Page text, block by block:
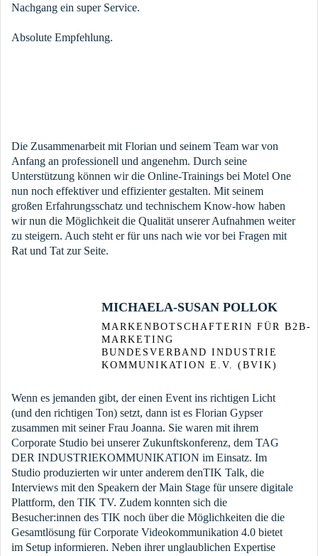
Nachgang ein super Service.
Absolute Empfehlung.
Die Zusammenarbeit mit Florian und seinem Team war von
Anfang an professionell und angenehm. Durch seine
Unterstützung können wir die Online-Trainings bei Motel One
nun noch effektiver und effizienter gestalten. Mit seinem
großen Erfahrungsschatz und technischem Know-how haben
wir nun die Möglichkeit die Qualität unserer Aufnahmen weiter
zu steigern. Auch steht er für uns nach wie vor bei Fragen mit
Rat und Tat zur Seite.
MICHAELA-SUSAN POLLOK
MARKENBOTSCHAFTERIN FÜR B2B-
MARKETING
BUNDESVERBAND INDUSTRIE
KOMMUNIKATION E.V. (BVIK)
Wenn es jemanden gibt, der einen Event ins richtigen Licht
(und den richtigen Ton) setzt, dann ist es Florian Gypser
zusammen mit seiner Frau Joanna. Sie waren mit ihrem
Corporate Studio bei unserer Zukunftskonferenz, dem TAG
DER INDUSTRIEKOMMUNIKATION im Einsatz. Im
Studio produzierten wir unter anderem denTIK Talk, die
Interviews mit den Speakern der Main Stage für unsere digitale
Plattform, den TIK TV. Zudem konnten sich die
Besucher:innen des TIK noch über die Möglichkeiten die die
Gesamtlösung für Corporate Videokommunikation 4.0 bietet
im Setup informieren. Neben ihrer unglaublichen Expertise